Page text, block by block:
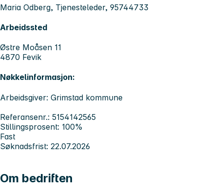
Maria Odberg, Tjenesteleder, 95744733
Arbeidssted
Østre Moåsen 11
4870 Fevik
Nøkkelinformasjon:
Arbeidsgiver: Grimstad kommune
Referansenr.: 5154142565
Stillingsprosent: 100%
Fast
Søknadsfrist: 22.07.2026
Om bedriften